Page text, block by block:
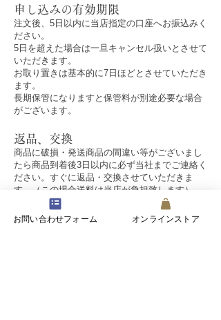
​返品、交換
商品に破損・発送商品の間違い等がございまし
たら商品到着後3日以内に必ず当社までご連絡 く
ださい。すぐに返品・交換させていただきま
す。（この場合送料は当店が負担致します）
お届けした商品の交換が不可能な場合には、商
品をご返送いただいた後、お支払い金額をご返
申し込みの有効期限
注文後、5日以内に当店指定の口座へお振込みく
ださい。
5日を超えた場合は一旦キャンセル扱いとさせて
いただきます。
お取り置きは基本的に7日ほどとさせていただき
ます。
長期保管になりますと保管料が別途必要な場合
がございます。
お問い合わせフォーム オンラインストア